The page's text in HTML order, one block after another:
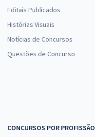
Editais Publicados
Histórias Visuais
Notícias de Concursos
Questões de Concurso
CONCURSOS POR PROFISSÃO